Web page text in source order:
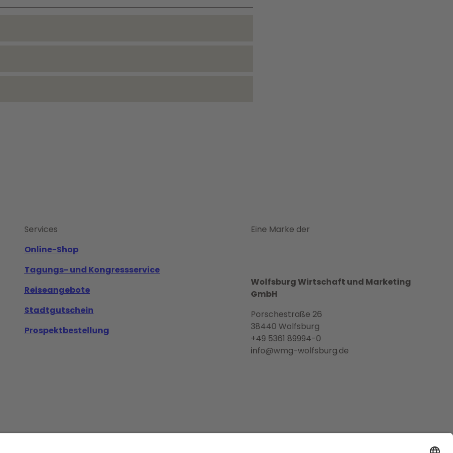
Services
Online-Shop
Tagungs- und Kongressservice
Reiseangebote
Stadtgutschein
Prospektbestellung
Eine Marke der
Wolfsburg Wirtschaft und Marketing
GmbH
Porschestraße 26
38440 Wolfsburg
+49 5361 89994-0
info@wmg-wolfsburg.de